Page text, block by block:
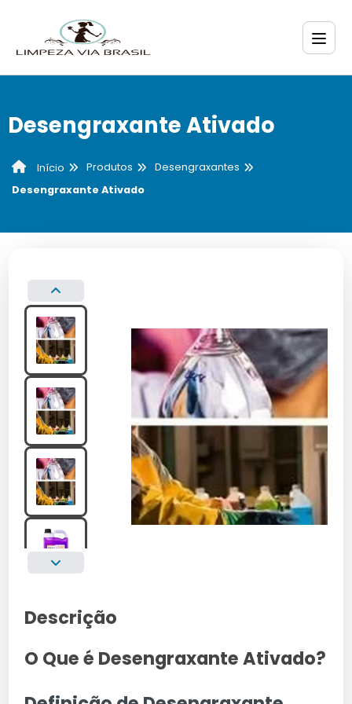
Desengraxante Ativado
Início Produtos
Desengraxantes
Desengraxante Ativado
Descrição
O Que é Desengraxante Ativado?